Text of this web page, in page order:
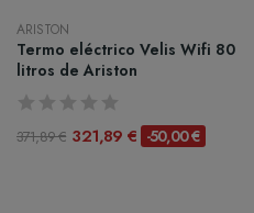
ARISTON
Termo eléctrico Velis Wifi 80
litros de Ariston
371,89 € 321,89 € -50,00 €